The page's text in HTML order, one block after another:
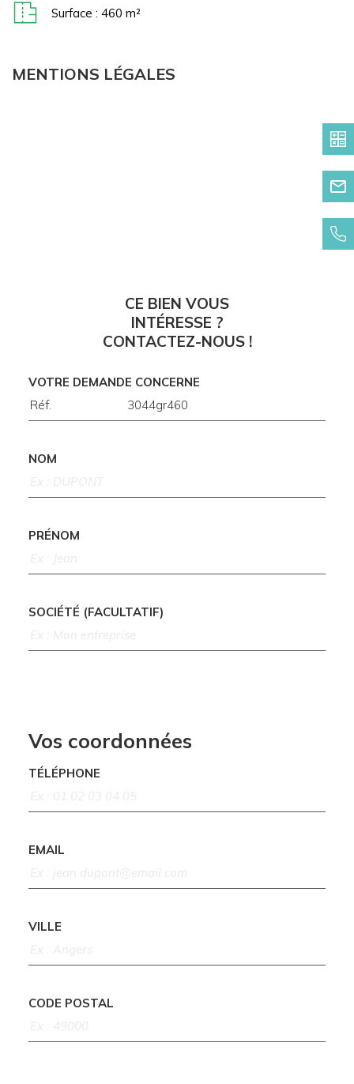
Surface : 460 m²
MENTIONS LÉGALES
CE BIEN VOUS
INTÉRESSE ?
CONTACTEZ-NOUS !
VOTRE DEMANDE CONCERNE
NOM
PRÉNOM
SOCIÉTÉ (FACULTATIF)
Vos coordonnées
TÉLÉPHONE
EMAIL
VILLE
CODE POSTAL